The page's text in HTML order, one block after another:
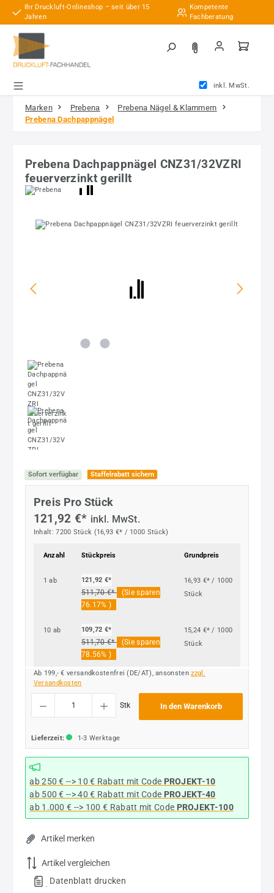
Zum Hauptinhalt springen
Ihr Druckluft-Onlineshop – seit über 15
Jahren
Kompetente
Fachberatung
inkl. MwSt.
Marken Prebena
Prebena Nägel & Klammern
Prebena Dachpappnägel
Prebena Dachpappnägel CNZ31/32VZRI
feuerverzinkt gerillt
Bildergalerie überspringen
Sofort verfügbar Staffelrabatt sichern
Preis Pro Stück
121,92 €* inkl. MwSt.
Inhalt:7200 Stück (16,93 €* / 1000 Stück)
Anzahl Stückpreis Grundpreis
1 ab 121,92 €*
511,70 €* (Sie sparen
76.17% )
16,93 €* / 1000
Stück
10 ab 109,72 €*
511,70 €* (Sie sparen
78.56% )
15,24 €* / 1000
Stück
Ab 199,- € versandkostenfrei (DE/AT), ansonstenzzgl.
Versandkosten
Produkt Anzahl: Gib den gewünschten Wert ein oder benutze die Schaltflächen um
Stk In den Warenkorb
Lieferzeit: 1-3 Werktage
ab 250 € --> 10 € Rabatt mit Code PROJEKT-10
ab 500 € --> 40 € Rabatt mit Code PROJEKT-40
ab 1.000 € --> 100 € Rabatt mit Code PROJEKT-100
Artikel merken
Artikel vergleichen
. Datenblatt drucken